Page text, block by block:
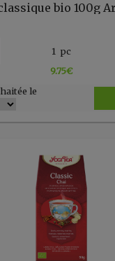
bio 100g
1 pc
9.75€
le